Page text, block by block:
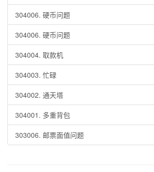
304006. 硬币问题
304006. 硬币问题
304004. 取款机
304003. 忙碌
304002. 通天塔
304001. 多重背包
303006. 邮票面值问题